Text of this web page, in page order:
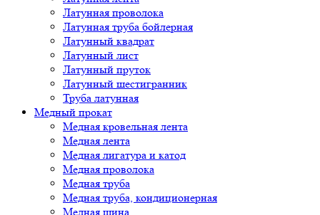
Латунная проволока
Латунная труба бойлерная
Латунный квадрат
Латунный лист
Латунный пруток
Латунный шестигранник
Труба латунная
Медный прокат
Медная кровельная лента
Медная лента
Медная лигатура и катод
Медная проволока
Медная труба
Медная труба, кондиционерная
Медная шина